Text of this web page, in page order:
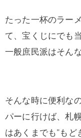
たった一杯のラー
て、宝くじにでも
一般庶民派はそん
そんな時に便利な
パーに行けば、札
はあくまでも”もど